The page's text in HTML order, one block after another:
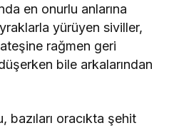
en onurlu anlarına
yürüyen siviller,
rağmen geri
bile arkalarından
oracıkta şehit